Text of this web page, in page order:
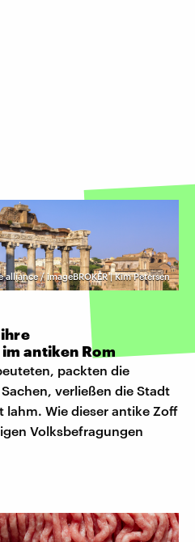
alliance / imageBROKER | Kim Petersen
antiken Rom
packten die
verließen die Stadt
Wie dieser antike Zoff
Volksbefragungen